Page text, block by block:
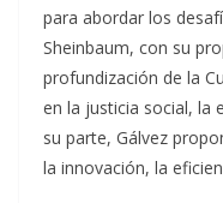
para abordar los
Sheinbaum, con su
profundización de la
en la justicia social, la
su parte, Gálvez
la innovación, la